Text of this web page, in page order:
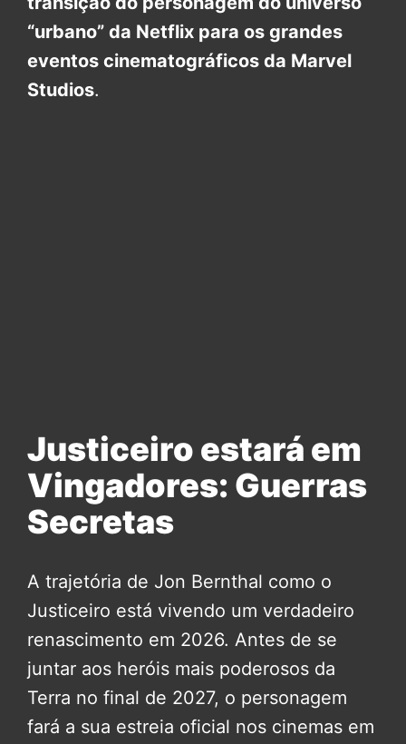
“urbano” da Netflix para os grandes
eventos cinematográficos da Marvel
Studios.
Justiceiro estará em
Vingadores: Guerras
Secretas
A trajetória de Jon Bernthal como o
Justiceiro está vivendo um verdadeiro
renascimento em 2026. Antes de se
juntar aos heróis mais poderosos da
Terra no final de 2027, o personagem
fará a sua estreia oficial nos cinemas em